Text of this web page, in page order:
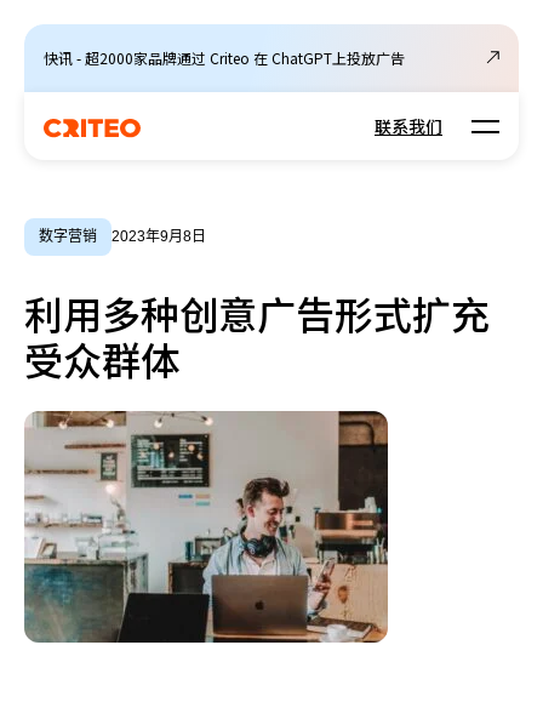
快讯 - 超2000家品牌通过 Criteo 在 ChatGPT上投放广告
联系我们 Open
数字营销 2023年9月8日
利用多种创意广告形式扩充
受众群体